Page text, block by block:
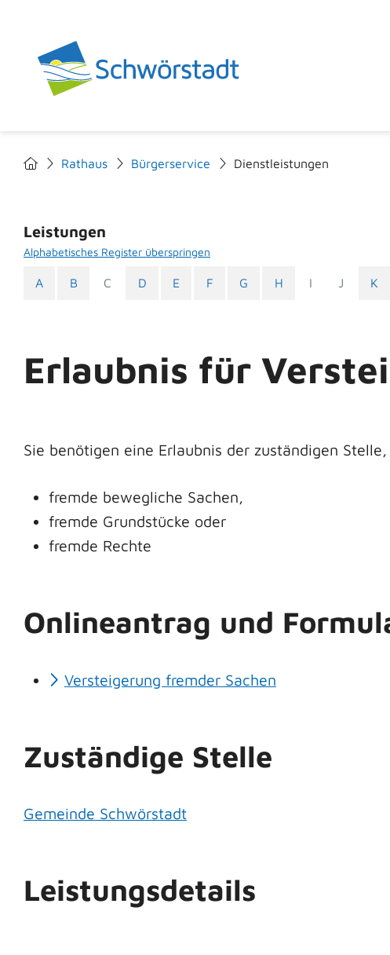
Rathaus Bürgerservice Dienstleistungen
Leistungen
Alphabetisches Register überspringen
A B C D E F G H I J K
Erlaubnis für
Sie benötigen eine Erlaubnis der zuständigen
fremde bewegliche Sachen,
fremde Grundstücke oder
fremde Rechte
Onlineantrag und
Versteigerung fremder Sachen
Zuständige Stelle
Gemeinde Schwörstadt
Leistungsdetails